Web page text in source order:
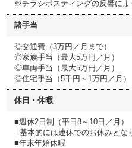
※チラシポスティングの反響によ
諸手当
◎交通費（3万円／月まで）
◎家族手当（最大5万円／月）
◎車両手当（最大5万円／月）
◎住宅手当（5千円～1万円／月）
休日・休暇
■週休2日制（平日8～10日／月）
└基本的には連休でのお休みとな
■年末年始休暇